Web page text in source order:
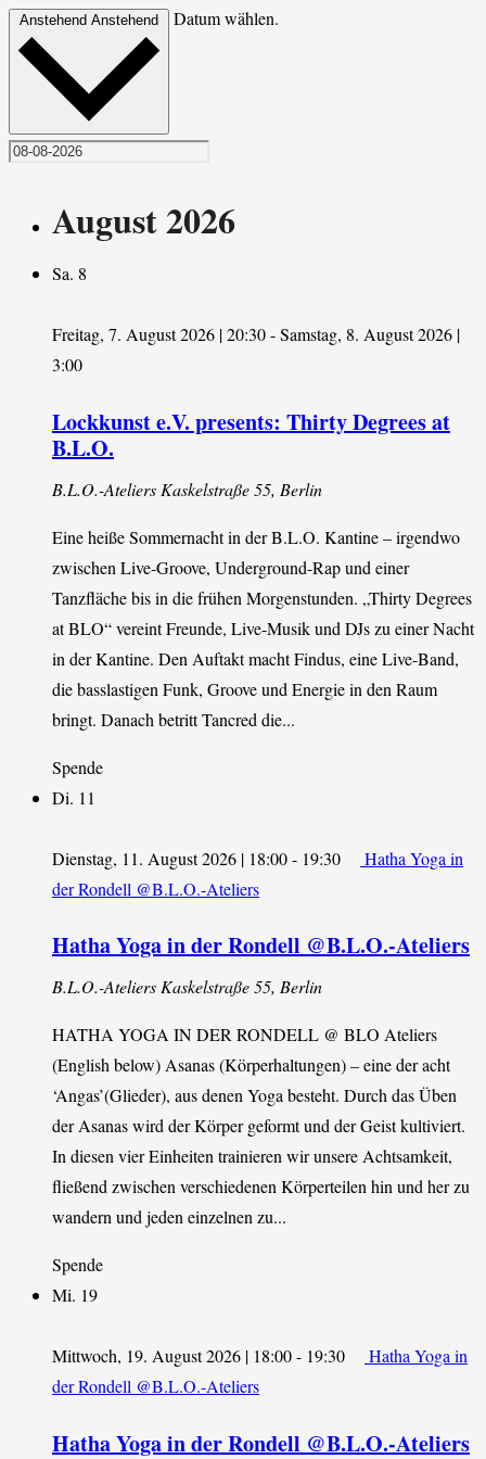
Anstehend Anstehend Datum wählen.
August 2026
Sa. 8
Freitag, 7. August 2026 | 20:30-Samstag, 8. August 2026 |
3:00
Lockkunst e.V. presents: Thirty Degrees at
B.L.O.
B.L.O.-Ateliers Kaskelstraße 55, Berlin
Eine heiße Sommernacht in der B.L.O. Kantine – irgendwo
zwischen Live-Groove, Underground-Rap und einer
Tanzfläche bis in die frühen Morgenstunden. „Thirty Degrees
at BLO“ vereint Freunde, Live-Musik und DJs zu einer Nacht
in der Kantine. Den Auftakt macht Findus, eine Live-Band,
die basslastigen Funk, Groove und Energie in den Raum
bringt. Danach betritt Tancred die...
Spende
Di. 11
Dienstag, 11. August 2026 | 18:00- 19:30
Hatha Yoga in
der Rondell @B.L.O.-Ateliers
Hatha Yoga in der Rondell @B.L.O.-Ateliers
B.L.O.-Ateliers Kaskelstraße 55, Berlin
HATHA YOGA IN DER RONDELL @ BLO Ateliers
(English below) Asanas (Körperhaltungen) – eine der acht
‘Angas’(Glieder), aus denen Yoga besteht. Durch das Üben
der Asanas wird der Körper geformt und der Geist kultiviert.
In diesen vier Einheiten trainieren wir unsere Achtsamkeit,
fließend zwischen verschiedenen Körperteilen hin und her zu
wandern und jeden einzelnen zu...
Spende
Mi. 19
Mittwoch, 19. August 2026 | 18:00- 19:30
Hatha Yoga in
der Rondell @B.L.O.-Ateliers
Hatha Yoga in der Rondell @B.L.O.-Ateliers